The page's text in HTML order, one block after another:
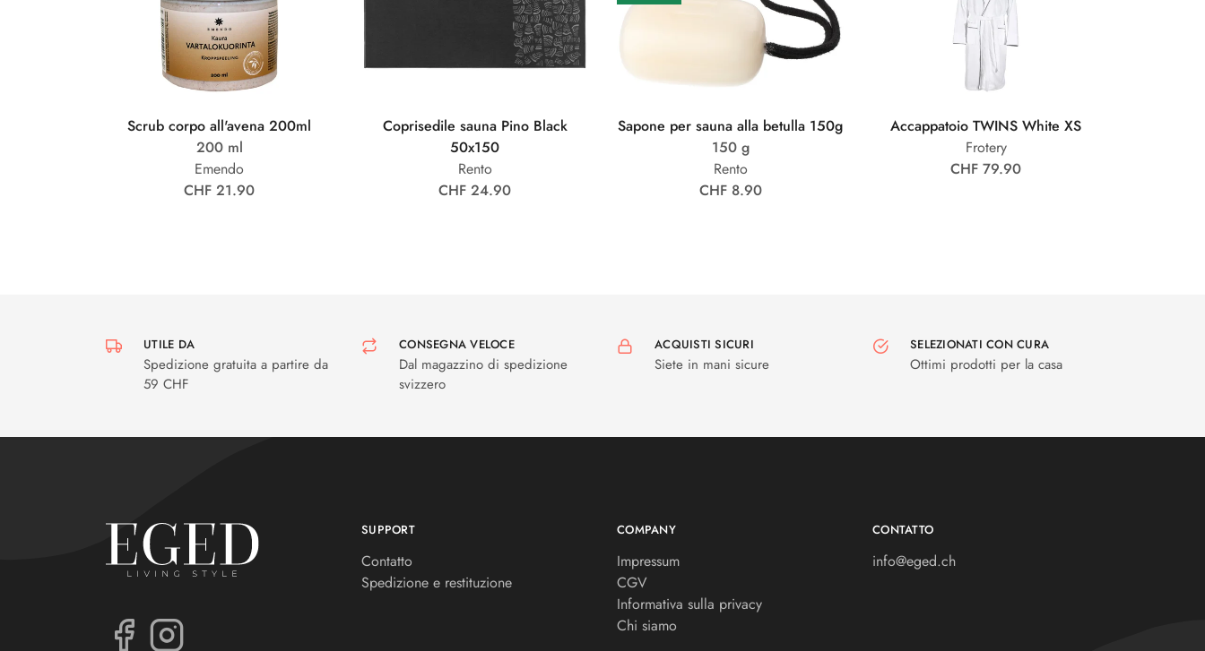
Scrub corpo all'avena 200ml
200 ml
Emendo
CHF 21.90
Coprisedile sauna Pino Black
50x150
Rento
CHF 24.90
Sapone per sauna alla betulla 150g
150 g
Rento
CHF 8.90
Accappatoio TWINS White XS
Frotery
CHF 79.90
UTILE DA
Spedizione gratuita a partire da
59 CHF
CONSEGNA VELOCE
Dal magazzino di spedizione
svizzero
ACQUISTI SICURI
Siete in mani sicure
SELEZIONATI CON CURA
Ottimi prodotti per la casa
SUPPORT
Contatto
Spedizione e restituzione
COMPANY
Impressum
CGV
Informativa sulla privacy
Chi siamo
CONTATTO
info@eged.ch